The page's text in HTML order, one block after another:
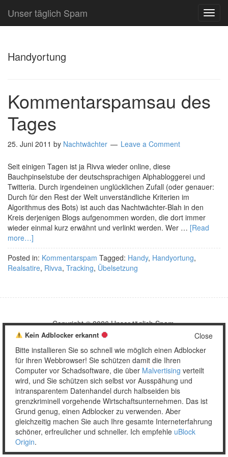
Unser täglich Spam
Handyortung
Kommentarspamsau des
Tages
25. Juni 2011 by Nachtwächter Leave a Comment
Seit einigen Tagen ist ja Rivva wieder online, diese
Bauchpinselstube der deutschsprachigen Alphabloggerei und
Twitteria. Durch irgendeinen unglücklichen Zufall (oder genauer:
Durch für den Rest der Welt unverständliche Kriterien im
Algorithmus des Bots) ist auch das Nachtwächter-Blah in den
Kreis derjenigen Blogs aufgenommen worden, die dort immer
wieder einmal kurz erwähnt und verlinkt werden. Wer … [Read
more…]
Posted in: Kommentarspam Tagged: Handy, Handyortung,
Realsatire, Rivva, Tracking, Übelsetzung
Copyright © 2026 Unser täglich Spam.
MobileWordPress Theme by themehall.com Close
Kein Adblocker erkannt
Bitte installieren Sie so schnell wie möglich einen Adblocker
für ihren Webbrowser! Sie schützen damit die Ihren
Computer vor Schadsoftware, die über Malvertising verteilt
wird, und Sie schützen sich selbst vor Ausspähung und
intransparentem Datenhandel durch halbseiden bis
grenzkriminell vorgehende Wirtschaftsunternehmen. Das ist
Grund genug, einen Adblocker zu verwenden. Aber
gleichzeitig machen Sie auch Ihre gesamte Interneterfahrung
schöner, erfreulicher und schneller. Ich empfehle uBlock
Origin.